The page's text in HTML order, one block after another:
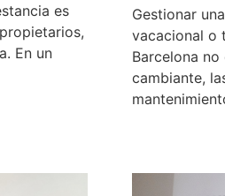
es
En un
Gestionar
vacacional o
Barcelona
cambiante,